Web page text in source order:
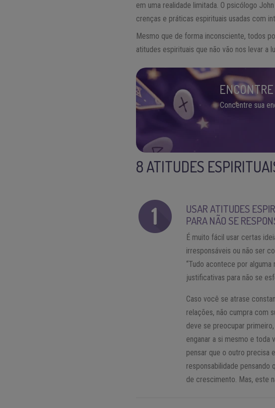
em uma realidade limitada. O psicólogo
crenças e práticas espirituais usadas com
Mesmo que de forma inconsciente, todos
atitudes espirituais que não vão nos levar a
Concentre sua
8 ATITUDES
USAR ATITUDES
PARA NÃO SE
É muito fácil usar certas
irresponsáveis ou não ser
“Tudo acontece por alguma
justificativas para não se
Caso você se atrase
relações, não cumpra com
deve se preocupar
enganar a si mesmo e
pensar que o outro precisa
responsabilidade
de crescimento. Mas, este